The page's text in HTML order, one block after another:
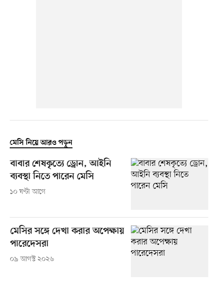
মেসি নিয়ে আরও পড়ুন
বাবার শেষকৃত্যে ড্রোন, আইনি
ব্যবস্থা নিতে পারেন মেসি
১০ ঘণ্টা আগে
মেসির সঙ্গে দেখা করার অপেক্ষায়
পারেদেসরা
০৯ আগস্ট ২০২৬